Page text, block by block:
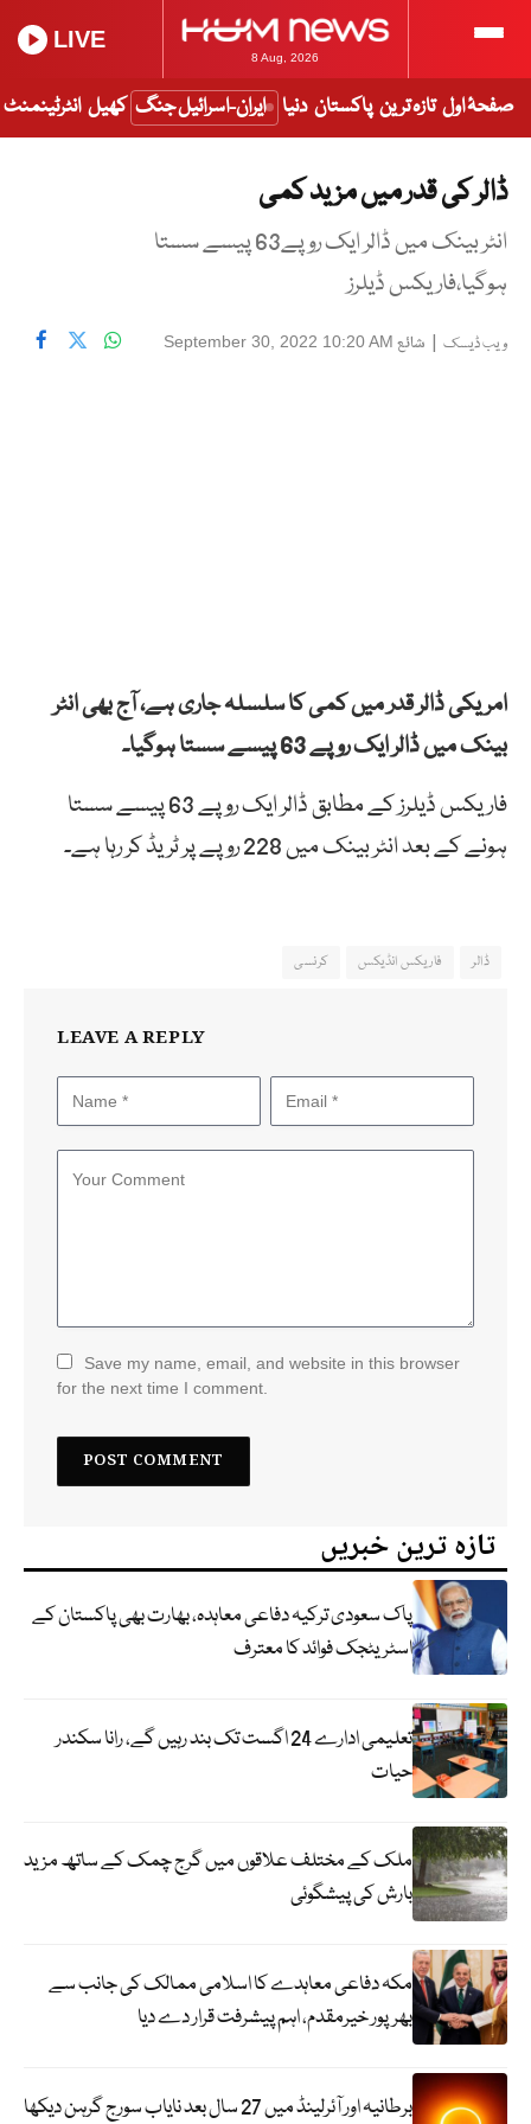
8 Aug, 2026
LIVE
صفحۂ اول تازہ ترین پاکستان دنیا ایران-اسرائیل جنگ کھیل انٹرٹینمنٹ
ڈالر کی قدر میں مزید کمی
انٹر بینک میں ڈالر ایک روپے63 پیسے سستا
ہوگیا،فاریکس ڈیلرز
ویب ڈیسک | شائع September 30, 2022 10:20 AM
امریکی ڈالر قدر میں کمی کا سلسلہ جاری ہے، آج بھی انٹر
بینک میں ڈالر ایک روپے 63 پیسے سستا ہوگیا۔
فاریکس ڈیلرز کے مطابق ڈالر ایک روپے 63 پیسے سستا
ہونے کے بعد انٹر بینک میں 228 روپے پر ٹریڈ کر رہا ہے۔
ڈالر فاریکس انڈیکس کرنسی
LEAVE A REPLY
Save my name, email, and website in this browser
for the next time I comment.
تازہ ترین خبریں
پاک سعودی ترکیہ دفاعی معاہدہ، بھارت بھی پاکستان کے
اسٹریٹجک فوائد کا معترف
تعلیمی ادارے 24 اگست تک بند رہیں گے، رانا سکندر
حیات
ملک کے مختلف علاقوں میں گرج چمک کے ساتھ مزید
بارش کی پیشگوئی
مکہ دفاعی معاہدے کا اسلامی ممالک کی جانب سے
بھرپور خیرمقدم، اہم پیشرفت قرار دے دیا
برطانیہ اور آئرلینڈ میں 27 سال بعد نایاب سورج گرہن دیکھا